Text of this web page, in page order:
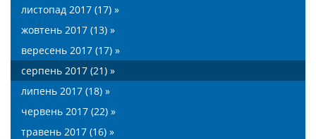
листопад 2017 (17) »
жовтень 2017 (13) »
вересень 2017 (17) »
серпень 2017 (21) »
липень 2017 (18) »
червень 2017 (22) »
травень 2017 (16) »